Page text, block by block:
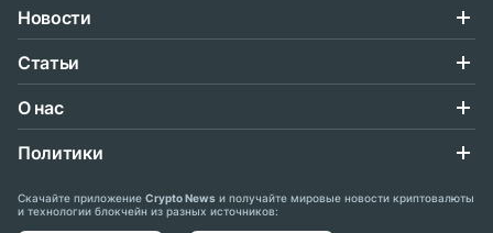
Новости
Статьи
О нас
Политики
Скачайте приложение Crypto News и получайте мировые новости криптовалюты
и технологии блокчейн из разных источников: